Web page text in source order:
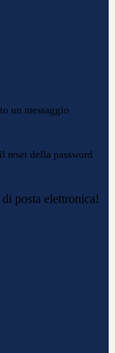
un messaggio
reset della password
posta elettronica!